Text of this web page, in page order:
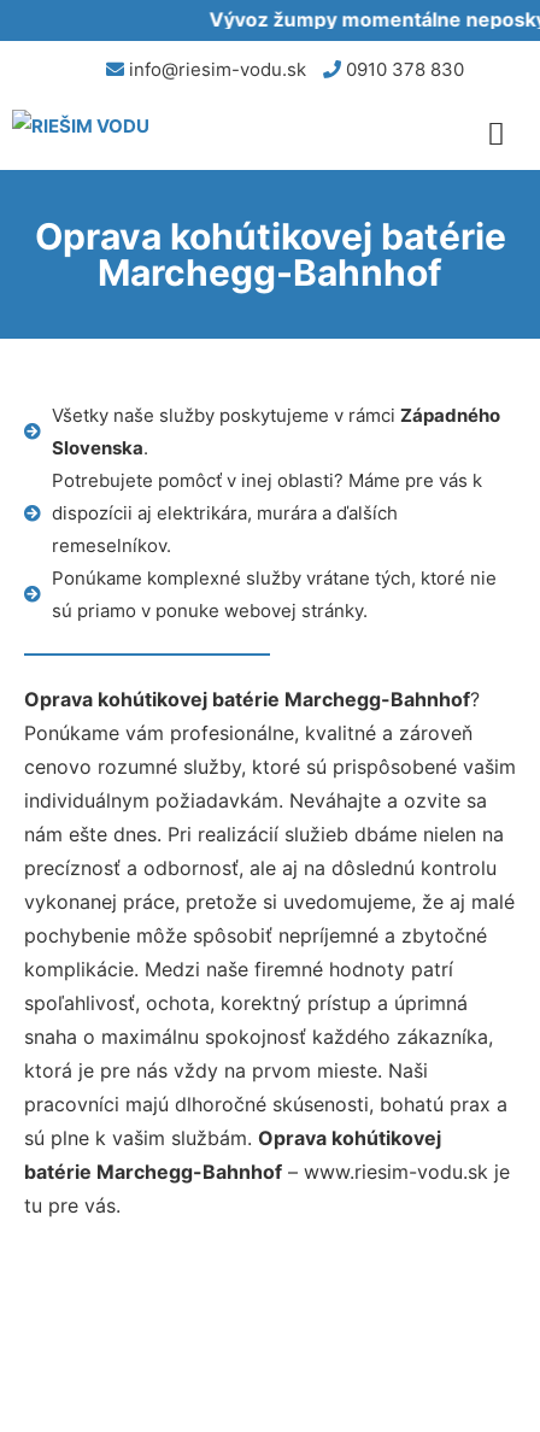
Vývoz žumpy momentálne
info@riesim-vodu.sk 0910 378 830
Oprava kohútikovej batérie
Marchegg-Bahnhof
Všetky naše služby poskytujeme v rámci Západného
Slovenska.
Potrebujete pomôcť v inej oblasti? Máme pre vás k
dispozícii aj elektrikára, murára a ďalších
remeselníkov.
Ponúkame komplexné služby vrátane tých, ktoré nie
sú priamo v ponuke webovej stránky.
Oprava kohútikovej batérie Marchegg-Bahnhof?
Ponúkame vám profesionálne, kvalitné a zároveň
cenovo rozumné služby, ktoré sú prispôsobené vašim
individuálnym požiadavkám. Neváhajte a ozvite sa
nám ešte dnes. Pri realizácií služieb dbáme nielen na
precíznosť a odbornosť, ale aj na dôslednú kontrolu
vykonanej práce, pretože si uvedomujeme, že aj malé
pochybenie môže spôsobiť nepríjemné a zbytočné
komplikácie. Medzi naše firemné hodnoty patrí
spoľahlivosť, ochota, korektný prístup a úprimná
snaha o maximálnu spokojnosť každého zákazníka,
ktorá je pre nás vždy na prvom mieste. Naši
pracovníci majú dlhoročné skúsenosti, bohatú prax a
sú plne k vašim službám. Oprava kohútikovej
batérie Marchegg-Bahnhof – www.riesim-vodu.sk je
tu pre vás.